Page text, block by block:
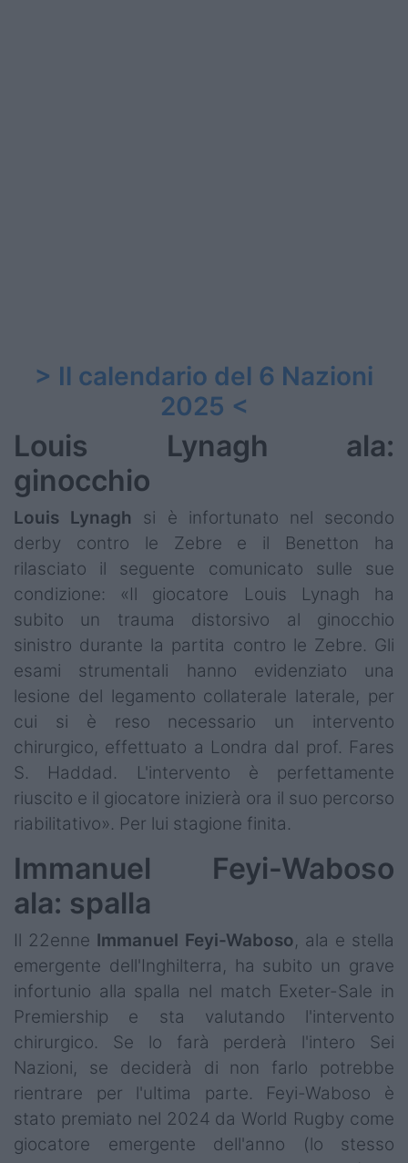
> Il calendario del 6 Nazioni
2025 <
Louis Lynagh ala:
ginocchio
Louis Lynagh si è infortunato nel secondo
derby contro le Zebre e il Benetton ha
rilasciato il seguente comunicato sulle sue
condizione: «Il giocatore Louis Lynagh ha
subito un trauma distorsivo al ginocchio
sinistro durante la partita contro le Zebre. Gli
esami strumentali hanno evidenziato una
lesione del legamento collaterale laterale, per
cui si è reso necessario un intervento
chirurgico, effettuato a Londra dal prof. Fares
S. Haddad. L'intervento è perfettamente
riuscito e il giocatore inizierà ora il suo percorso
riabilitativo». Per lui stagione finita.
Immanuel Feyi-Waboso
ala: spalla
Il 22enne Immanuel Feyi-Waboso, ala e stella
emergente dell'Inghilterra, ha subito un grave
infortunio alla spalla nel match Exeter-Sale in
Premiership e sta valutando l'intervento
chirurgico. Se lo farà perderà l'intero Sei
Nazioni, se deciderà di non farlo potrebbe
rientrare per l'ultima parte. Feyi-Waboso è
stato premiato nel 2024 da World Rugby come
giocatore emergente dell'anno (lo stesso